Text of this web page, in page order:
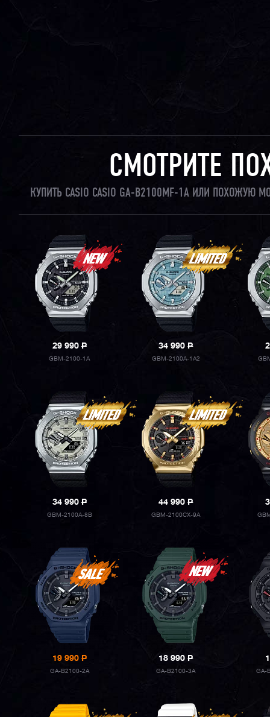
СМОТРИТЕ
КУПИТЬ CASIO CASIO GA-B2100MF-1A ИЛИ ПОХОЖУЮ
29 990P
GBM-2100-1A
34 990P
GBM-2100A-1A2
34 990P
GBM-2100A-8B
44 990P
GBM-2100CX-9A
19 990P
GA-B2100-2A
18 990P
GA-B2100-3A GA-